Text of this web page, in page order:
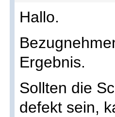
Hallo.
Ergebnis.
Sollten die
defekt sein,